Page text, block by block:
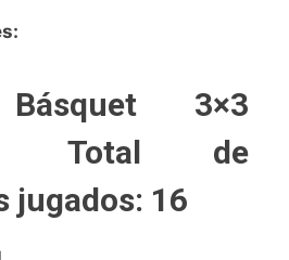
3×3
Total de
jugados: 16